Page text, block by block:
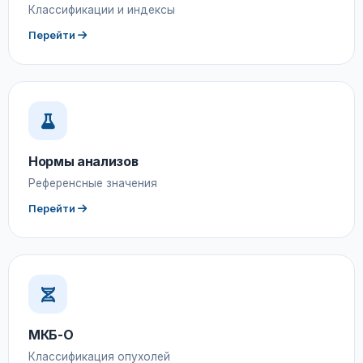
Классификации и индексы
Перейти
Нормы анализов
Референсные значения
Перейти
МКБ-О
Классификация опухолей